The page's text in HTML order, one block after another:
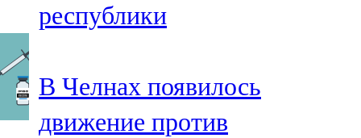
республики
В Челнах появилось
движение против